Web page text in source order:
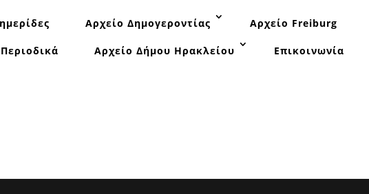
Αρχείο Δημογεροντίας Αρχείο Freiburg
Περιοδικά Αρχείο Δήμου Ηρακλείου Επικοινωνία